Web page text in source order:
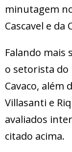
minutagem
Cascavel e da
Falando mais
o setorista
Cavaco, além
Villasanti e
avaliados
citado acima.